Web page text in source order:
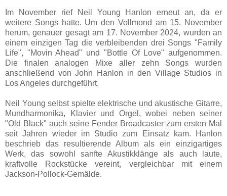
Im November rief Neil Young Hanlon erneut an, da er
weitere Songs hatte. Um den Vollmond am 15. November
herum, genauer gesagt am 17. November 2024, wurden an
einem einzigen Tag die verbleibenden drei Songs "Family
Life", "Movin Ahead" und "Bottle Of Love" aufgenommen.
Die finalen analogen Mixe aller zehn Songs wurden
anschließend von John Hanlon in den Village Studios in
Los Angeles durchgeführt.
Neil Young selbst spielte elektrische und akustische Gitarre,
Mundharmonika, Klavier und Orgel, wobei neben seiner
"Old Black" auch seine Fender Broadcaster zum ersten Mal
seit Jahren wieder im Studio zum Einsatz kam. Hanlon
beschrieb das resultierende Album als ein einzigartiges
Werk, das sowohl sanfte Akustikklänge als auch laute,
kraftvolle Rockstücke vereint, vergleichbar mit einem
Jackson-Pollock-Gemälde.